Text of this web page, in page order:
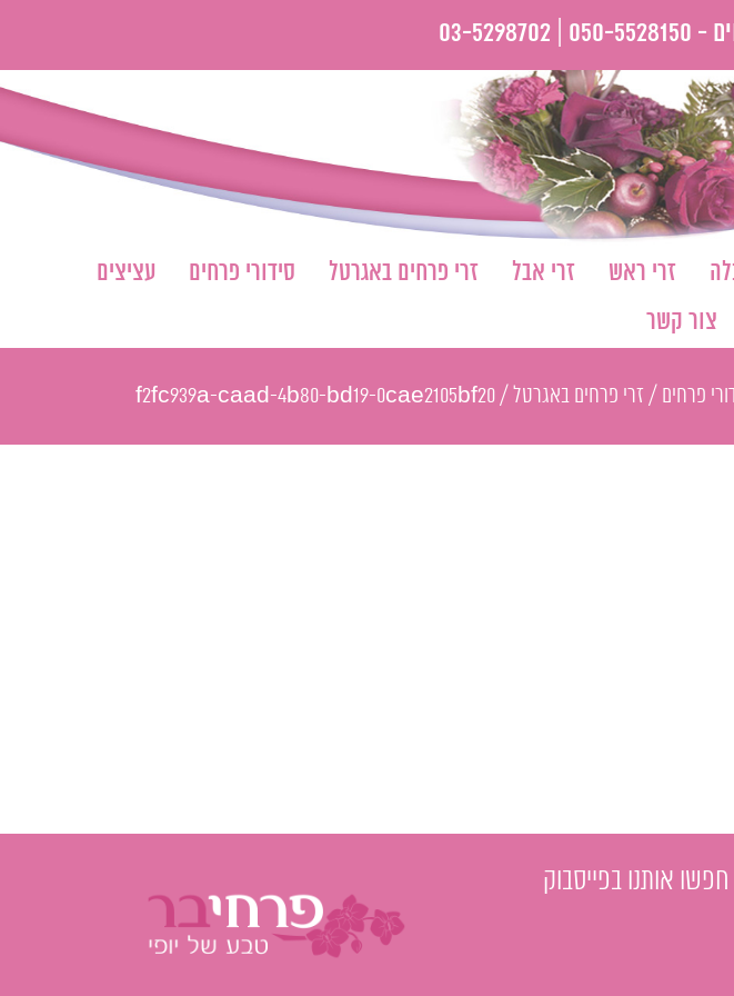
-
050-5528150 |
03-5298702
זרי ראש זרי אבל זרי פרחים באגרטל סידורי פרחים
עציצים
צור קשר
פרחים / זרי פרחים באגרטל /
f2fc939a-caad-4b80-bd19-0cae2105bf20
חפשו אותנו בפייסבוק